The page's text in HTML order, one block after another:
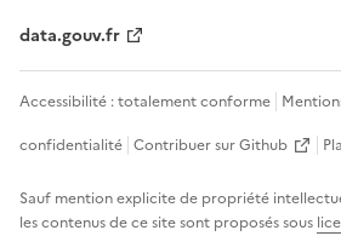
data.gouv.fr
Accessibilité : totalement conforme
confidentialité Contribuer sur Github
Sauf mention explicite de propriété
les contenus de ce site sont proposés sous